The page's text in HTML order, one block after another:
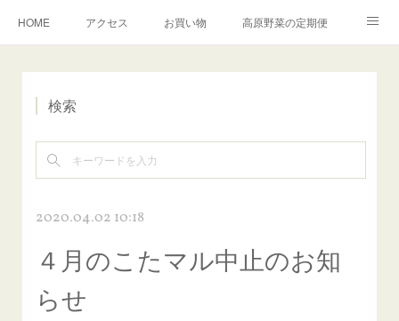
HOME アクセス お買い物 高原野菜の定期便
English検索
2020.04.02 10:18
４月のこたマル中止のお知
らせ